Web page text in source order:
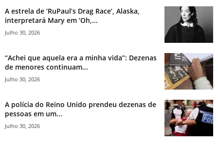
A estrela de ‘RuPaul’s Drag Race’, Alaska,
interpretará Mary em ‘Oh,...
Julho 30, 2026
“Achei que aquela era a minha vida”: Dezenas
de menores continuam...
Julho 30, 2026
A polícia do Reino Unido prendeu dezenas de
pessoas em um...
Julho 30, 2026